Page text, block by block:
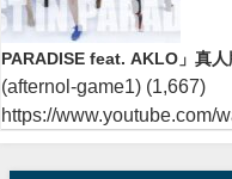
PARADISE feat. AKLO」真
(afternol-game1) (1,667)
https://www.youtube.com/